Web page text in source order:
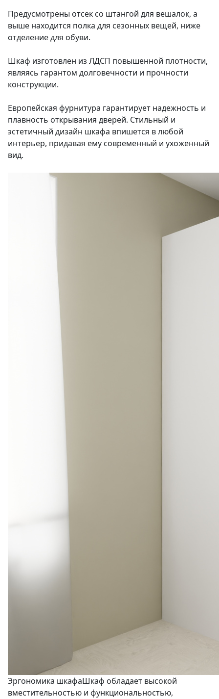
Предусмотрены отсек со штангой для вешалок, а
выше находится полка для сезонных вещей, ниже
отделение для обуви.
Шкаф изготовлен из ЛДСП повышенной плотности,
являясь гарантом долговечности и прочности
конструкции.
Европейская фурнитура гарантирует надежность и
плавность открывания дверей. Стильный и
эстетичный дизайн шкафа впишется в любой
интерьер, придавая ему современный и ухоженный
вид.
Эргономика шкафаШкаф обладает высокой
вместительностью и функциональностью,